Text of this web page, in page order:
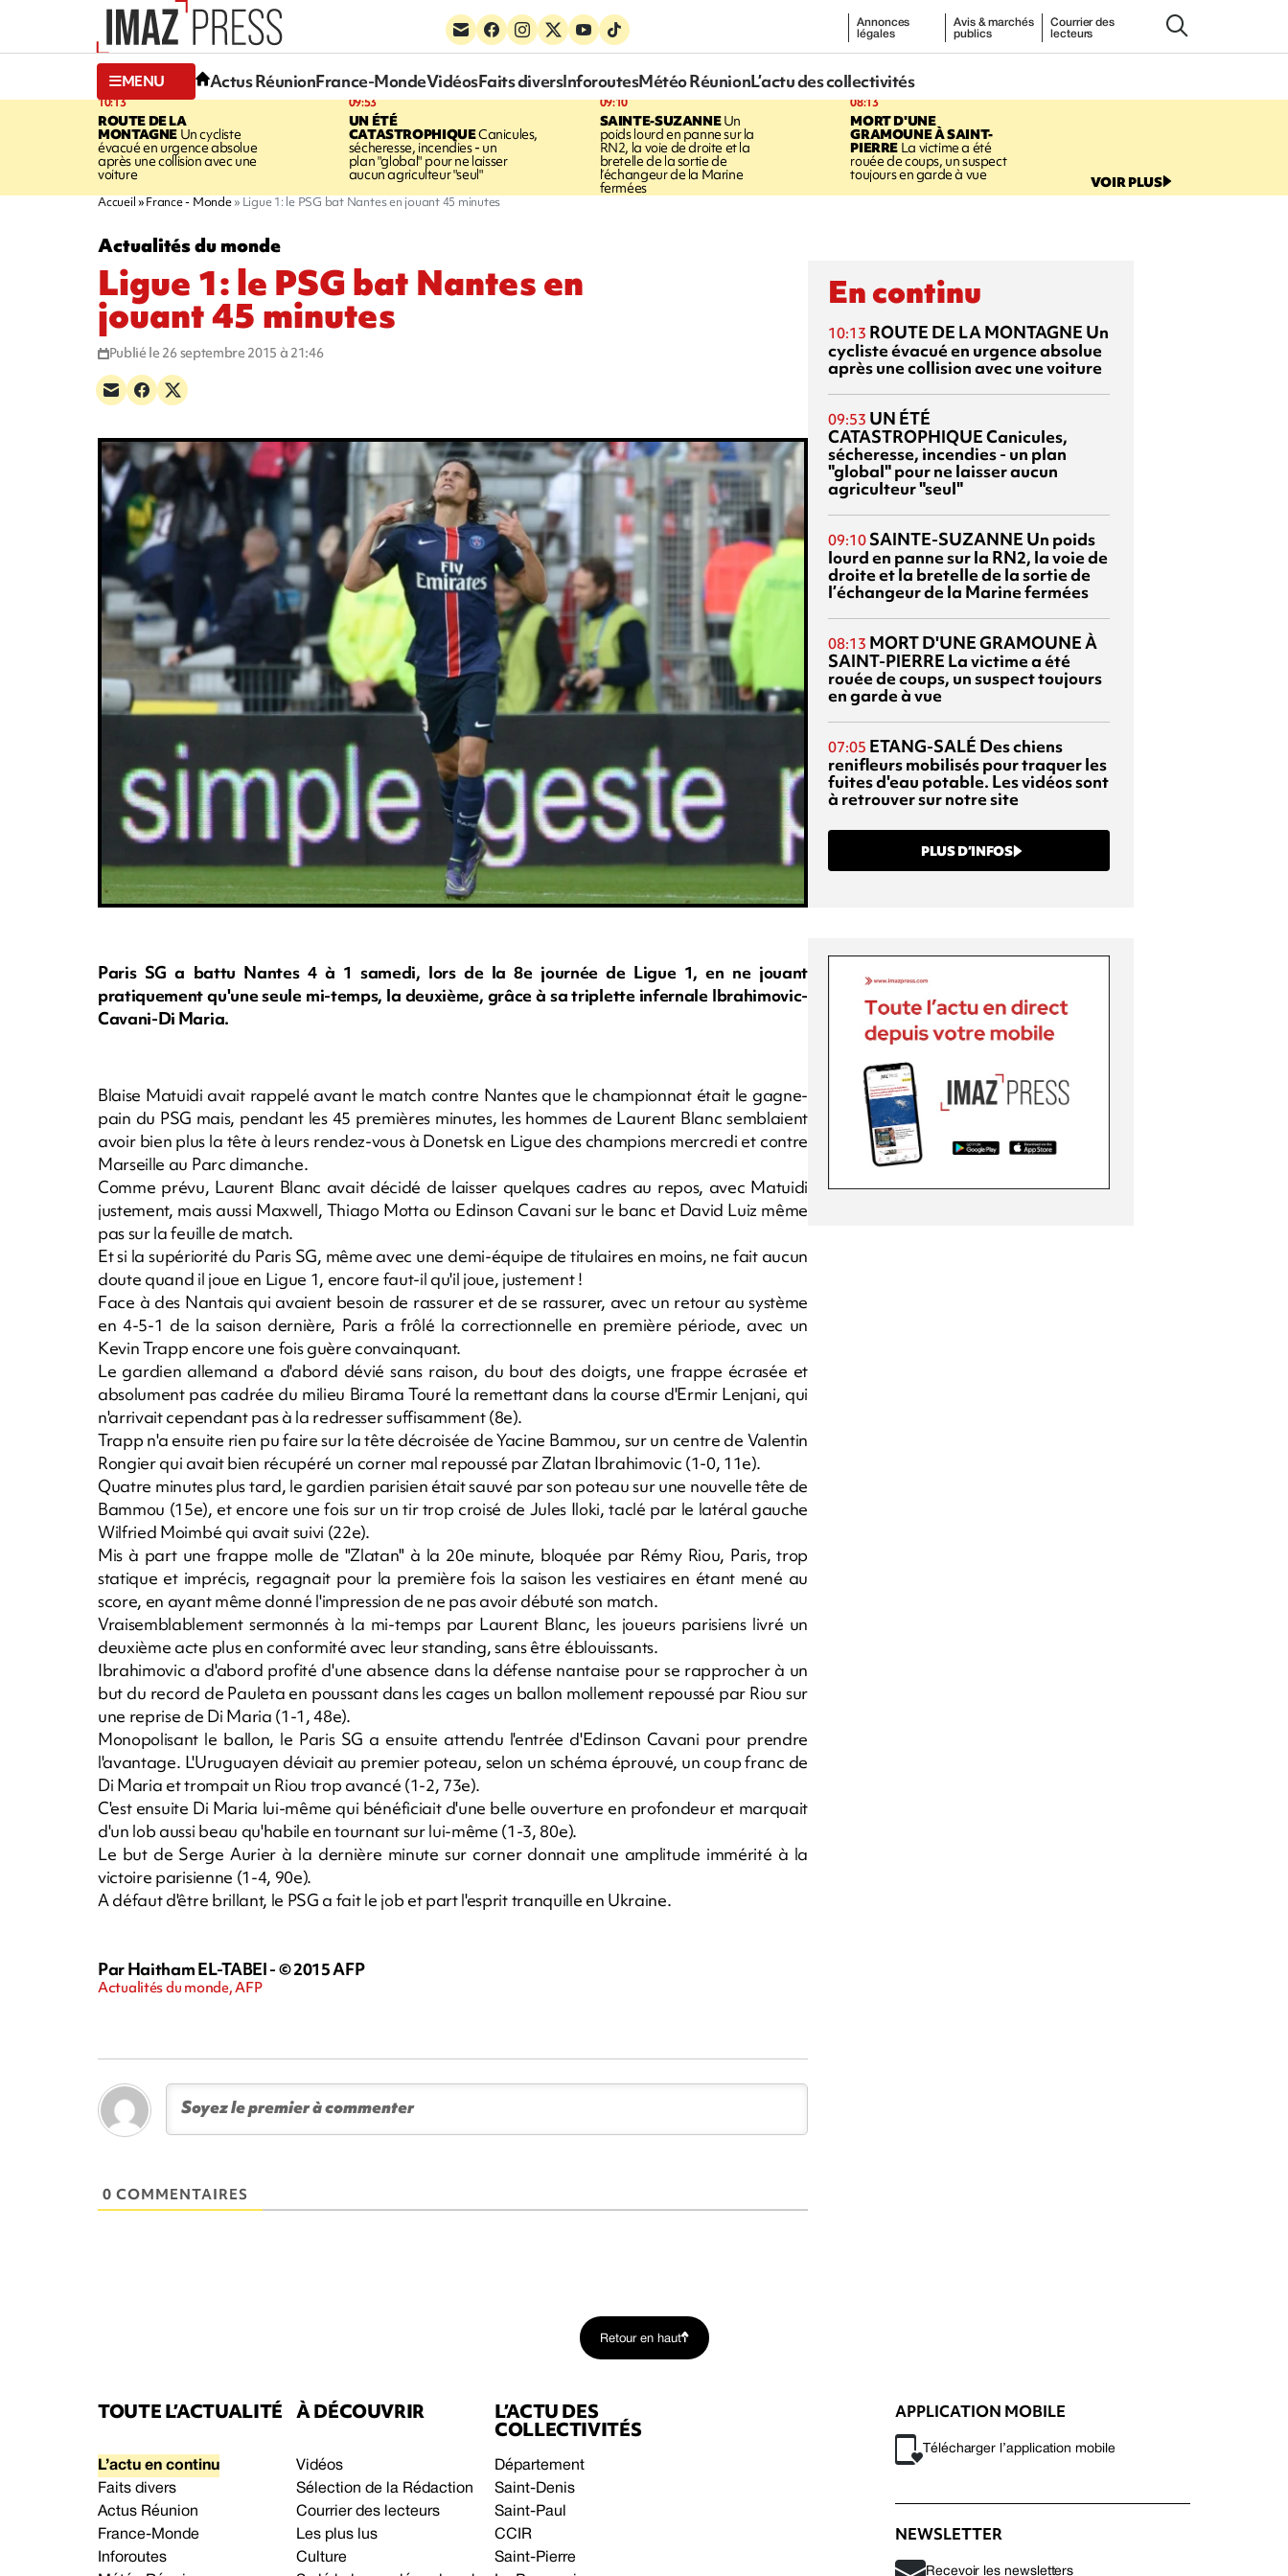
Annonces
légales
Avis & marchés
publics
Courrier des
lecteurs
MENU Actus RéunionFrance-MondeVidéosFaits diversInforoutesMétéo RéunionL’actu des collectivités
10:13
ROUTE DE LA
MONTAGNEUn cycliste
évacué en urgence absolue
après une collision avec une
voiture
09:53
UN ÉTÉ
CATASTROPHIQUECanicules,
sécheresse, incendies - un
plan "global" pour ne laisser
aucun agriculteur "seul"
09:10
SAINTE-SUZANNEUn
poids lourd en panne sur la
RN2, la voie de droite et la
bretelle de la sortie de
l’échangeur de la Marine
fermées
08:13
MORT D'UNE
GRAMOUNE À SAINT-
PIERRE La victime a été
rouée de coups, un suspect
toujours en garde à vue VOIR PLUS
Accueil France - Monde Ligue 1: le PSG bat Nantes en jouant 45 minutes
Actualités du monde
Ligue 1: le PSG bat Nantes en
jouant 45 minutes
Publié le 26 septembre 2015 à 21:46
Paris SG a battu Nantes 4 à 1 samedi, lors de la 8e journée de Ligue 1, en ne jouant
pratiquement qu'une seule mi-temps, la deuxième, grâce à sa triplette infernale Ibrahimovic-
Cavani-Di Maria.
Blaise Matuidi avait rappelé avant le match contre Nantes que le championnat était le gagne-
pain du PSG mais, pendant les 45 premières minutes, les hommes de Laurent Blanc semblaient
avoir bien plus la tête à leurs rendez-vous à Donetsk en Ligue des champions mercredi et contre
Marseille au Parc dimanche.
Comme prévu, Laurent Blanc avait décidé de laisser quelques cadres au repos, avec Matuidi
justement, mais aussi Maxwell, Thiago Motta ou Edinson Cavani sur le banc et David Luiz même
pas sur la feuille de match.
Et si la supériorité du Paris SG, même avec une demi-équipe de titulaires en moins, ne fait aucun
doute quand il joue en Ligue 1, encore faut-il qu'il joue, justement !
Face à des Nantais qui avaient besoin de rassurer et de se rassurer, avec un retour au système
en 4-5-1 de la saison dernière, Paris a frôlé la correctionnelle en première période, avec un
Kevin Trapp encore une fois guère convainquant.
Le gardien allemand a d'abord dévié sans raison, du bout des doigts, une frappe écrasée et
absolument pas cadrée du milieu Birama Touré la remettant dans la course d'Ermir Lenjani, qui
n'arrivait cependant pas à la redresser suffisamment (8e).
Trapp n'a ensuite rien pu faire sur la tête décroisée de Yacine Bammou, sur un centre de Valentin
Rongier qui avait bien récupéré un corner mal repoussé par Zlatan Ibrahimovic (1-0, 11e).
Quatre minutes plus tard, le gardien parisien était sauvé par son poteau sur une nouvelle tête de
Bammou (15e), et encore une fois sur un tir trop croisé de Jules Iloki, taclé par le latéral gauche
Wilfried Moimbé qui avait suivi (22e).
Mis à part une frappe molle de "Zlatan" à la 20e minute, bloquée par Rémy Riou, Paris, trop
statique et imprécis, regagnait pour la première fois la saison les vestiaires en étant mené au
score, en ayant même donné l'impression de ne pas avoir débuté son match.
Vraisemblablement sermonnés à la mi-temps par Laurent Blanc, les joueurs parisiens livré un
deuxième acte plus en conformité avec leur standing, sans être éblouissants.
Ibrahimovic a d'abord profité d'une absence dans la défense nantaise pour se rapprocher à un
but du record de Pauleta en poussant dans les cages un ballon mollement repoussé par Riou sur
une reprise de Di Maria (1-1, 48e).
Monopolisant le ballon, le Paris SG a ensuite attendu l'entrée d'Edinson Cavani pour prendre
l'avantage. L'Uruguayen déviait au premier poteau, selon un schéma éprouvé, un coup franc de
Di Maria et trompait un Riou trop avancé (1-2, 73e).
C'est ensuite Di Maria lui-même qui bénéficiait d'une belle ouverture en profondeur et marquait
d'un lob aussi beau qu'habile en tournant sur lui-même (1-3, 80e).
Le but de Serge Aurier à la dernière minute sur corner donnait une amplitude immérité à la
victoire parisienne (1-4, 90e).
A défaut d'être brillant, le PSG a fait le job et part l'esprit tranquille en Ukraine.
Par Haitham EL-TABEI - © 2015 AFP
Actualités du monde, AFP
0 COMMENTAIRES
En continu
10:13 ROUTE DE LA MONTAGNE Un
cycliste évacué en urgence absolue
après une collision avec une voiture
09:53 UN ÉTÉ
CATASTROPHIQUECanicules,
sécheresse, incendies - un plan
"global" pour ne laisser aucun
agriculteur "seul"
09:10 SAINTE-SUZANNE Un poids
lourd en panne sur la RN2, la voie de
droite et la bretelle de la sortie de
l’échangeur de la Marine fermées
08:13 MORT D'UNE GRAMOUNE À
SAINT-PIERRE La victime a été
rouée de coups, un suspect toujours
en garde à vue
07:05 ETANG-SALÉ Des chiens
renifleurs mobilisés pour traquer les
fuites d'eau potable. Les vidéos sont
à retrouver sur notre site
PLUS D’INFOS
Retour en haut
TOUTE L’ACTUALITÉ
L’actu en continu
Faits divers
Actus Réunion
France-Monde
Inforoutes
À DÉCOUVRIR
Vidéos
Sélection de la Rédaction
Courrier des lecteurs
Les plus lus
Culture
L’ACTU DES
COLLECTIVITÉS
Département
Saint-Denis
Saint-Paul
CCIR
Saint-Pierre
APPLICATION MOBILE
Télécharger l’application mobile
NEWSLETTER
Recevoir les newsletters